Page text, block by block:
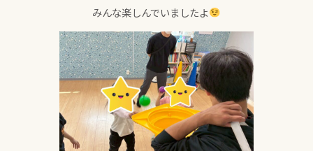
みんな楽しんでいましたよ